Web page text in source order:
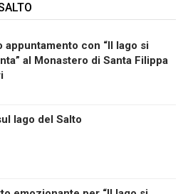
appuntamento con “Il lago si
al Monastero di Santa Filippa
lago del Salto